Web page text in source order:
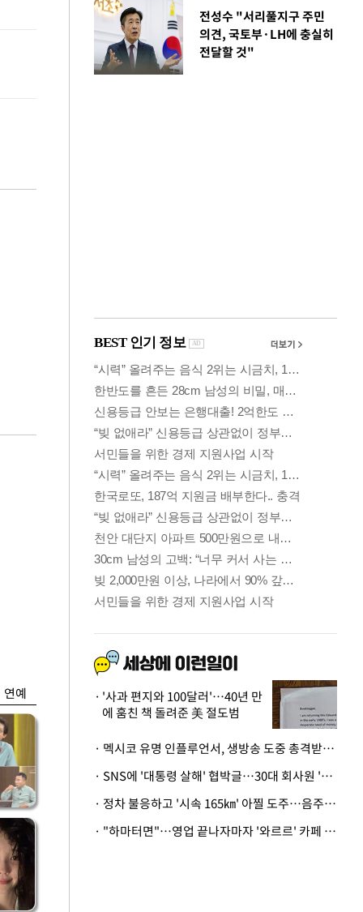
금융
코스피 6200선 주저
앉아
연예
전성수 "서리풀지구 주민
의견, 국토부·LH에 충실히
전달할 것"
'사과 편지와 100달러'…40년 만
에 훔친 책 돌려준 美 절도범
· 멕시코 유명 인플루언서, 생방송 도중 총격받아 사망
· SNS에 '대통령 살해' 협박글…30대 회사원 '불구속 송치'
· 정차 불응하고 '시속 165㎞' 아찔 도주…음주운전자 체포
· "하마터면"…영업 끝나자마자 '와르르' 카페 테라스 덮친 대리석 외벽